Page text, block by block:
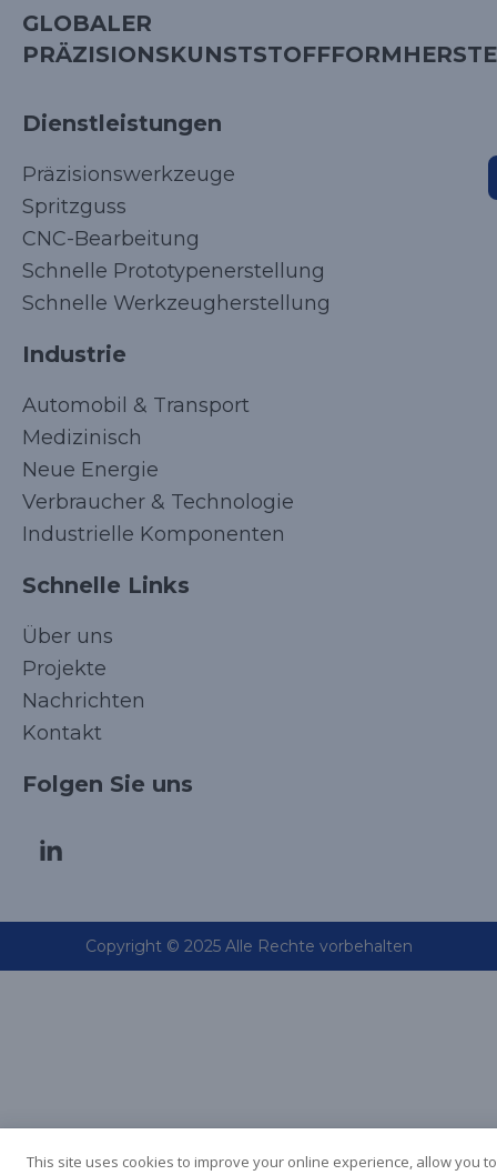
GLOBALER
Dienstleistungen
Präzisionswerkzeuge
Spritzguss
CNC-Bearbeitung
Schnelle Prototypenerstellung
Schnelle Werkzeugherstellung
Industrie
Automobil & Transport
Medizinisch
Neue Energie
Verbraucher & Technologie
Industrielle Komponenten
Schnelle Links
Über uns
Projekte
Nachrichten
Kontakt
Folgen Sie uns
Copyright © 2025 Alle Rechte vorbehalten
Italian
Spanish
Korean
This site uses cookies to improve your online experience, allow you to